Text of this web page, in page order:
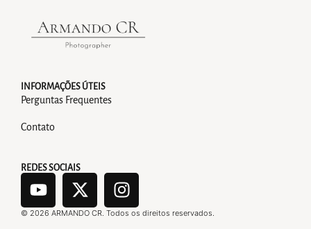
INFORMAÇÕES ÚTEIS
Perguntas Frequentes
Contato
REDES SOCIAIS
© 2026 ARMANDO CR. Todos os direitos reservados.